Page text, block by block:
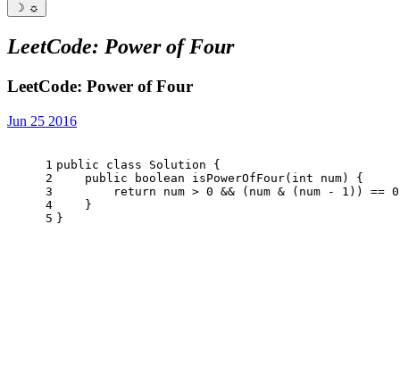
☽ ☼
LeetCode: Power of Four
LeetCode: Power of Four
Jun 25 2016
1
2
3
4
5
public class Solution {
public
boolean isPowerOfFour( int num)
{
return num > 0 && (num & (num - 1 )) == 0
    }
}